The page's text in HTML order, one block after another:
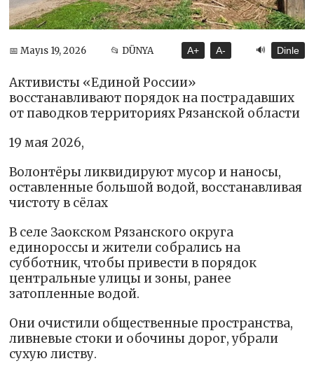
📅 Mayıs 19, 2026 📂 DÜNYA A+ A- 🔊 Dinle
Активисты «Единой России»
восстанавливают порядок на пострадавших
от паводков территориях Рязанской области
19 мая 2026,
Волонтёры ликвидируют мусор и наносы,
оставленные большой водой, восстанавливая
чистоту в сёлах
В селе Заокском Рязанского округа
единороссы и жители собрались на
субботник, чтобы привести в порядок
центральные улицы и зоны, ранее
затопленные водой.
Они очистили общественные пространства,
ливневые стоки и обочины дорог, убрали
сухую листву.